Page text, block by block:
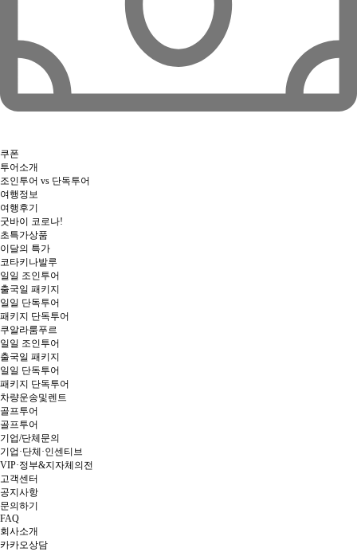
쿠폰
투어소개
조인투어 vs 단독투어
여행정보
여행후기
굿바이 코로나!
초특가상품
이달의 특가
코타키나발루
일일 조인투어
출국일 패키지
일일 단독투어
패키지 단독투어
쿠알라룸푸르
일일 조인투어
출국일 패키지
일일 단독투어
패키지 단독투어
차량운송및렌트
골프투어
골프투어
기업/단체문의
기업·단체·인센티브
VIP·정부&지자체의전
고객센터
공지사항
문의하기
FAQ
회사소개
카카오상담